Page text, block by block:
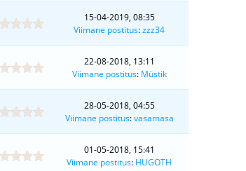
15-04-2019, 08:35
Viimane postitus:zzz34
22-08-2018, 13:11
Viimane postitus: Müstik
28-05-2018, 04:55
Viimane postitus:vasamasa
01-05-2018, 15:41
Viimane postitus: HUGOTH